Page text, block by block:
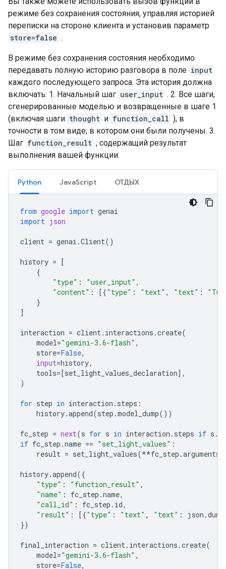
режиме без сохранения состояния, управляя историей
переписки на стороне клиента и установив параметр
store=false .
В режиме без сохранения состояния необходимо
передавать полную историю разговора в поле input
каждого последующего запроса. Эта история должна
включать: 1. Начальный шаг user_input . 2. Все шаги,
сгенерированные моделью и возвращенные в шаге 1
(включая шаги thought и function_call ), в
точности в том виде, в котором они были получены. 3.
Шаг function_result , содержащий результат
выполнения вашей функции.
Python JavaScript ОТДЫХ
from google import genai
import json
client = genai .Client()
history =
[
{
"type" : "user_input" ,
"content" : [{"type" : "text" , "text" :
}
]
interaction = client. interactions .create(
model="gemini-3.6-flash" ,
store=False,
input=history,
tools= [set_light_values_declaration],
)
for step in interaction . steps :
history.append(step .model_dump())
fc_step = next(s for s in interaction . steps if s .
if fc_step .name == "set_light_values" :
result = set_light_values(**fc_step .arguments
history.append({
"type" : "function_result" ,
"name" : fc_step .name,
"call_id" : fc_step . id,
"result" : [{"type" : "text" , "text" : json .
})
final_interaction = client. interactions .create(
model="gemini-3.6-flash" ,
store=False,